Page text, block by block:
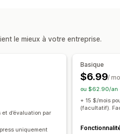
des avis
Import et export
le mieux à votre entreprise.
d’évaluation par
uniquement
Basique
$6.99/
ou $62.90/an
+ 15 $/mois
(facultatif).